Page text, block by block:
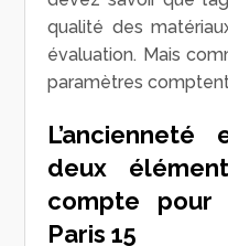
qualité des
évaluation. Mais
paramètres
deux
compte pour
Paris 15